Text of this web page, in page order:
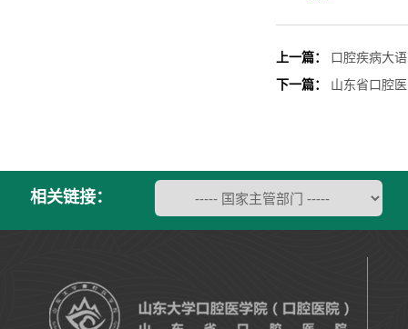
上一篇：
口腔疾病大
下一篇：
山东省口腔
相关链接：